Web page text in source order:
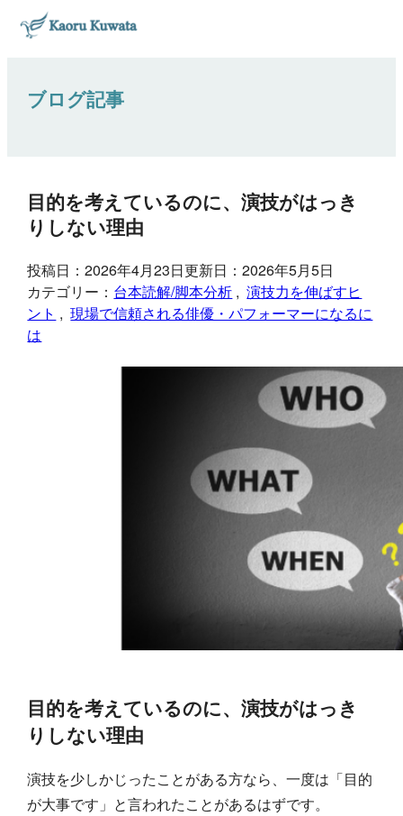
ブログ記事
目的を考えているのに、演技がはっき
りしない理由
投稿日：2026年4月23日更新日：2026年5月5日
カテゴリー： 台本読解/脚本分析 , 演技力を伸ばすヒ
ント , 現場で信頼される俳優・パフォーマーになるに
は
目的を考えているのに、演技がはっき
りしない理由
演技を少しかじったことがある方なら、一度は「目的
が大事です」と言われたことがあるはずです。